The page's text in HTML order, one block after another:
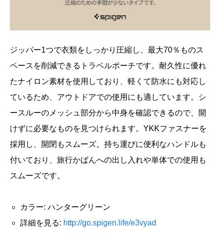
ジッパー1つで衣類をしっかり圧縮し、最大70％ものス
ペースを削減できるトラベルポーチです。耐久性に優れ
たナイロン素材を使用しており、軽くて防水にも対応し
ているため、アウトドアでの使用にも適しています。シ
ースルーのメッシュ部分から中身を確認できるので、開
けずに必要なものを見つけられます。YKKファスナーを
採用し、開閉もスムーズ。持ち運びに便利なハンドルも
付いており、旅行かばんへの出し入れや単体での使用も
スムーズです。
カラー: ハンターグリーン
詳細を見る: http://go.spigen.life/e3vyad